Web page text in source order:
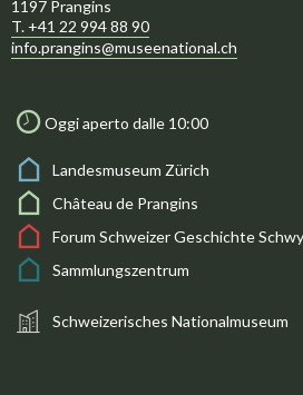
1197 Prangins
T. +41 22 994 88 90
info.prangins@museenational.ch
Oggi aperto dalle 10:00
Landesmuseum Zürich
Château de Prangins
Forum Schweizer Geschichte
Sammlungszentrum
Schweizerisches Nationalmuseum